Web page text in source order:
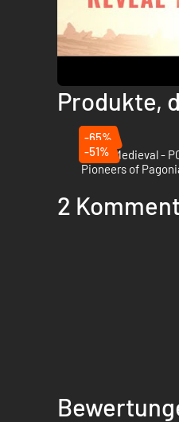
Produkte,
-65%
Going Medieval -
-51%
Pioneers of
2